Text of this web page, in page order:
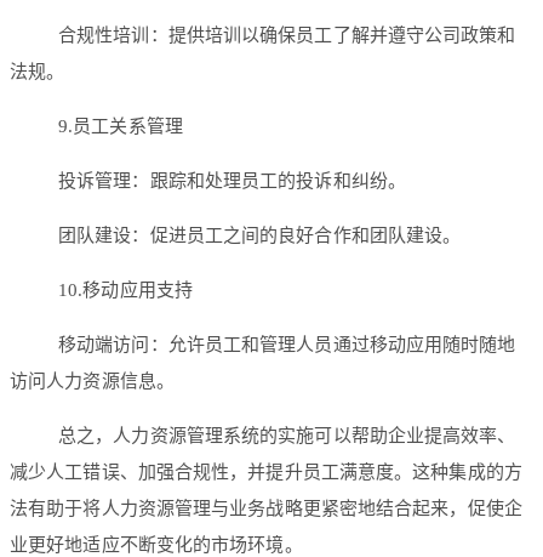
合规性培训：提供培训以确保员工了解并遵守公司政策和
法规。
9.员工关系管理
投诉管理：跟踪和处理员工的投诉和纠纷。
团队建设：促进员工之间的良好合作和团队建设。
10.移动应用支持
移动端访问：允许员工和管理人员通过移动应用随时随地
访问人力资源信息。
总之，人力资源管理系统的实施可以帮助企业提高效率、
减少人工错误、加强合规性，并提升员工满意度。这种集成的方
法有助于将人力资源管理与业务战略更紧密地结合起来，促使企
业更好地适应不断变化的市场环境。